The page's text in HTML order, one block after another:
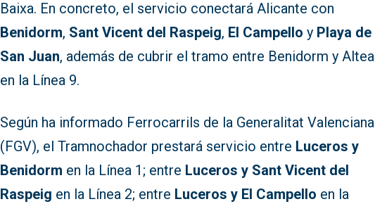
Baixa. En concreto, el servicio conectará Alicante con
Benidorm, Sant Vicent del Raspeig, El Campello y Playa de
San Juan, además de cubrir el tramo entre Benidorm y Altea
en la Línea 9.
Según ha informado Ferrocarrils de la Generalitat Valenciana
(FGV), el Tramnochador prestará servicio entre Luceros y
Benidorm en la Línea 1; entre Luceros y Sant Vicent del
Raspeig en la Línea 2; entre Luceros y El Campello en la